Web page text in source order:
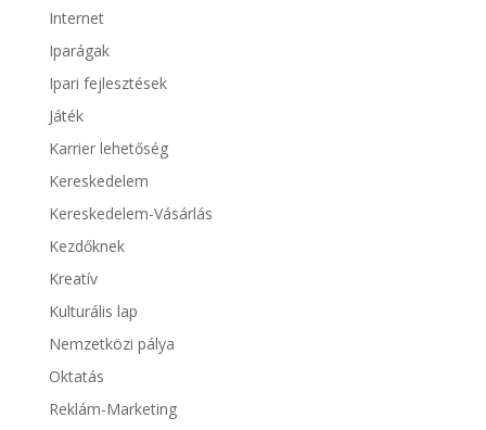
Internet
Iparágak
Ipari fejlesztések
Játék
Karrier lehetőség
Kereskedelem
Kereskedelem-Vásárlás
Kezdőknek
Kreatív
Kulturális lap
Nemzetközi pálya
Oktatás
Reklám-Marketing